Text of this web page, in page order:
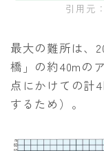
引用元
最大の難所は、
橋」の約40mの
点にかけての計
するため）。